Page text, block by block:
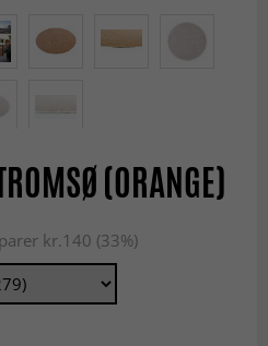
(ORANGE)
kr.140 (33%)